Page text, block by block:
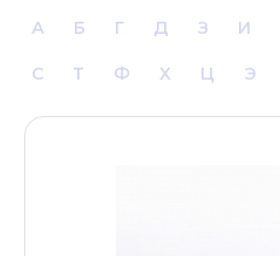
А Б Г Д З И
С Т Ф Х Ц Э